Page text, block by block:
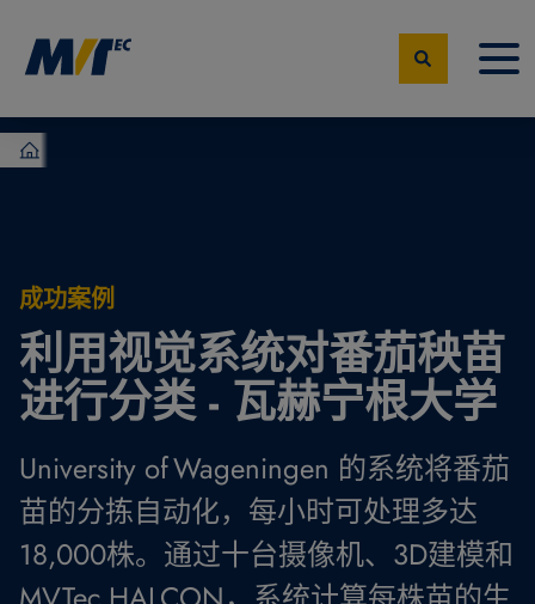
MVTec Software – 机器视觉专家
成功案例
利用视觉系统对番茄秧苗
进行分类 - 瓦赫宁根大学
University of Wageningen 的系统将番茄
苗的分拣自动化，每小时可处理多达
18,000株。通过十台摄像机、3D建模和